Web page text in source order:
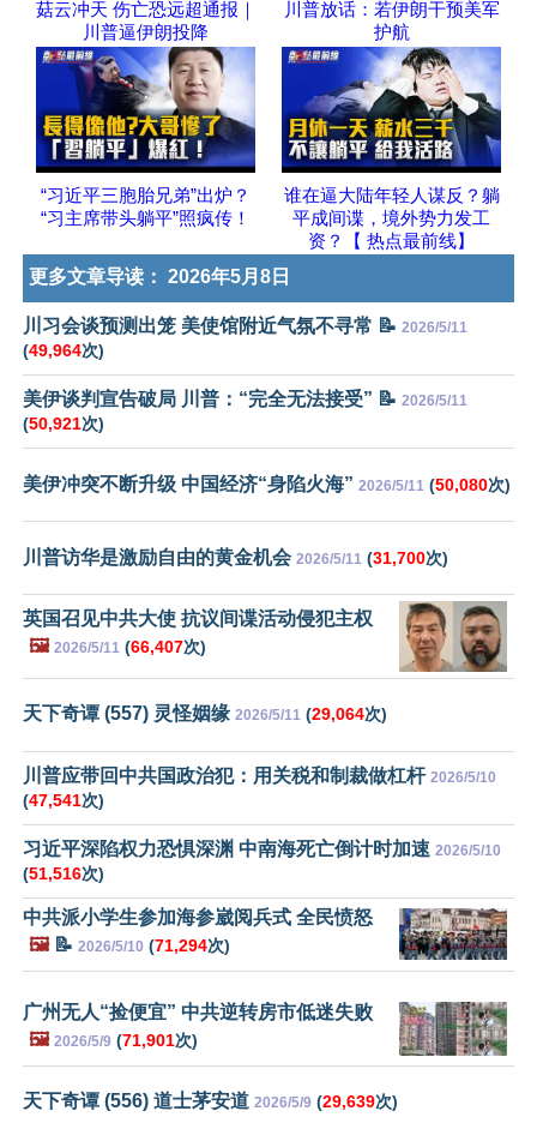
菇云冲天 伤亡恐远超通报｜
川普逼伊朗投降
川普放话：若伊朗干预美军
护航
“习近平三胞胎兄弟”出炉？
“习主席带头躺平”照疯传！
谁在逼大陆年轻人谋反？躺
平成间谍，境外势力发工
资？【 热点最前线】
更多文章导读： 2026年5月8日
川习会谈预测出笼 美使馆附近气氛不寻常 📝 2026/5/11
(49,964次)
美伊谈判宣告破局 川普：“完全无法接受” 📝 2026/5/11
(50,921次)
美伊冲突不断升级 中国经济“身陷火海” 2026/5/11 (50,080次)
川普访华是激励自由的黄金机会 2026/5/11 (31,700次)
英国召见中共大使 抗议间谍活动侵犯主权
🖼️ 2026/5/11 (66,407次)
天下奇谭 (557) 灵怪姻缘 2026/5/11 (29,064次)
川普应带回中共国政治犯：用关税和制裁做杠杆 2026/5/10
(47,541次)
习近平深陷权力恐惧深渊 中南海死亡倒计时加速 2026/5/10
(51,516次)
中共派小学生参加海参崴阅兵式 全民愤怒
🖼️📝 2026/5/10 (71,294次)
广州无人“捡便宜” 中共逆转房市低迷失败
🖼️ 2026/5/9 (71,901次)
天下奇谭 (556) 道士茅安道 2026/5/9 (29,639次)